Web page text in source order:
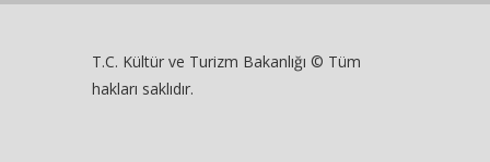
T.C. Kültür ve Turizm Bakanlığı © Tüm
hakları saklıdır.